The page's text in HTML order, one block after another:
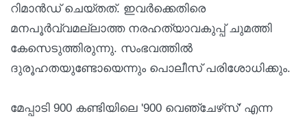
റിമാന്‍ഡ് ചെയ്തത്. ഇവര്‍ക്കെതിരെ
മനപൂര്‍വ്വമല്ലാത്ത നരഹത്യാവകുപ്പ് ചുമത്തി
കേസെടുത്തിരുന്നു. സംഭവത്തില്‍
ദുരൂഹതയുണ്ടോയെന്നും പൊലീസ് പരിശോധിക്കും.
മേപ്പാടി 900 കണ്ടിയിലെ '900 വെഞ്ചേഴ്‌സ്' എന്ന